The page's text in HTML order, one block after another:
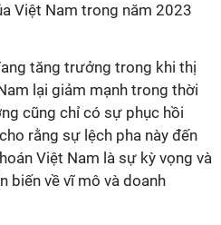
Việt Nam trong năm 2023
tăng trưởng trong khi thị
lại giảm mạnh trong thời
cũng chỉ có sự phục hồi
rằng sự lệch pha này đến
Việt Nam là sự kỳ vọng và
biến về vĩ mô và doanh